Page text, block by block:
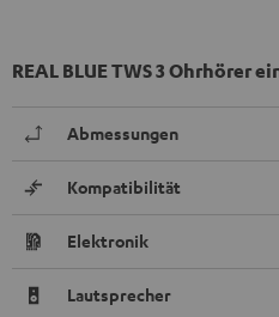
REAL BLUE TWS 3 Ohrhörer
Abmessungen
Kompatibilität
Elektronik
Lautsprecher